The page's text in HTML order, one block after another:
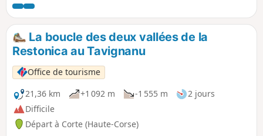
cristallines, vous emprunterez un sentier montant à travers
une forêt de pins laricio jusqu’aux bergeries de
Cappellaccia. Vous poursuivrez ensuite vers le vaste plateau
d’Alzu, offrant un panorama magnifique sur les sommets
environnants. La descente vers le refuge de A Sega, près du
merveilleux lac du même nom, marque la fin de cette
journée de randonnée.
La boucle des deux vallées de la
Restonica au Tavignanu
Office de tourisme
21,36 km
+1 092 m -1 555 m
2 jours
Difficile
Départ à Corte (Haute-Corse)